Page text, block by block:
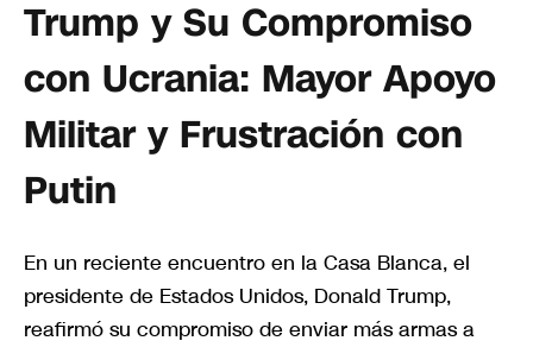
Trump y Su Compromiso
con Ucrania: Mayor Apoyo
Militar y Frustración con
Putin
En un reciente encuentro en la Casa Blanca, el
presidente de Estados Unidos, Donald Trump,
reafirmó su compromiso de enviar más armas a